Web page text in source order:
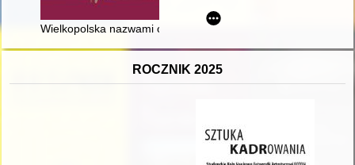
Wielkopolska nazwami opisana. T. 3
ROCZNIK 2025